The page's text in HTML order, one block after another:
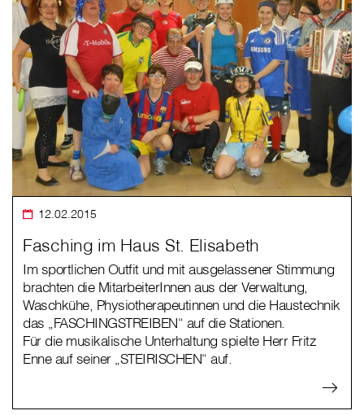
12.02.2015
Fasching im Haus St. Elisabeth
Im sportlichen Outfit und mit ausgelassener Stimmung
brachten die MitarbeiterInnen aus der Verwaltung,
Waschkühe, Physiotherapeutinnen und die Haustechnik
das „FASCHINGSTREIBEN“ auf die Stationen.
Für die musikalische Unterhaltung spielte Herr Fritz
Enne auf seiner „STEIRISCHEN“ auf.